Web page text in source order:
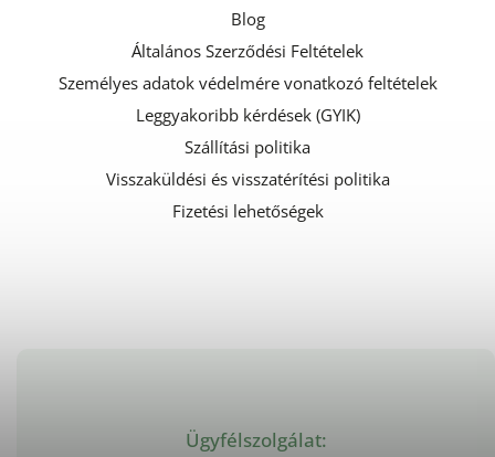
Ügyfélszolgálat:
Blog
Általános Szerződési Feltételek
Személyes adatok védelmére vonatkozó feltételek
Leggyakoribb kérdések (GYIK)
Szállítási politika
Visszaküldési és visszatérítési politika
Fizetési lehetőségek